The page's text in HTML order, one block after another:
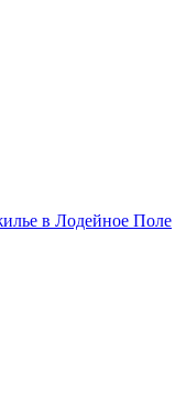
в Лодейное Поле